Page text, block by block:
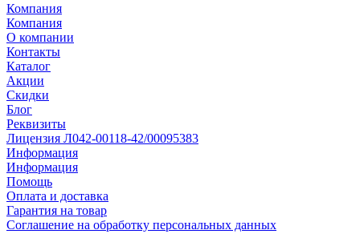
Компания
Компания
О компании
Контакты
Каталог
Акции
Скидки
Блог
Реквизиты
Лицензия Л042-00118-42/00095383
Информация
Информация
Помощь
Оплата и доставка
Гарантия на товар
Соглашение на обработку персональных данных